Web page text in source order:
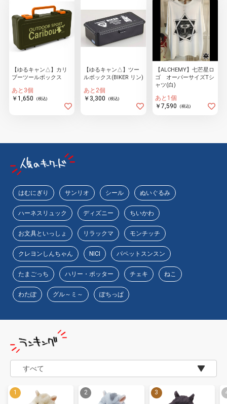
【ゆるキャン△】カリ
ブーツールボックス
あと3個
￥1,650
(税込)
【ゆるキャン△】ツー
ルボックス(BIKER リン)
あと2個
￥3,300
(税込)
【ALCHEMY】七芒星ロ
ゴ オーバーサイズTシ
ャツ(白)
あと1個
￥7,590
(税込)
はむにぎり サンリオ シール ぬいぐるみ
ハーネスリュック ディズニー ちいかわ
お文具といっしょ リラックマ モンチッチ
クレヨンしんちゃん NICI パペットスンスン
たまごっち ハリー・ポッター チェキ ねこ
わたぽ グル～ミ～ ぽちっぱ